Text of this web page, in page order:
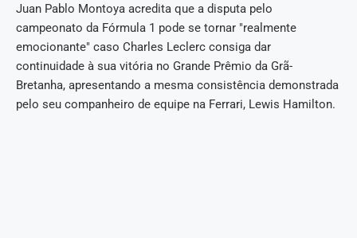
Juan Pablo Montoya acredita que a disputa pelo
campeonato da Fórmula 1 pode se tornar "realmente
emocionante" caso Charles Leclerc consiga dar
continuidade à sua vitória no Grande Prêmio da Grã-
Bretanha, apresentando a mesma consistência demonstrada
pelo seu companheiro de equipe na Ferrari, Lewis Hamilton.